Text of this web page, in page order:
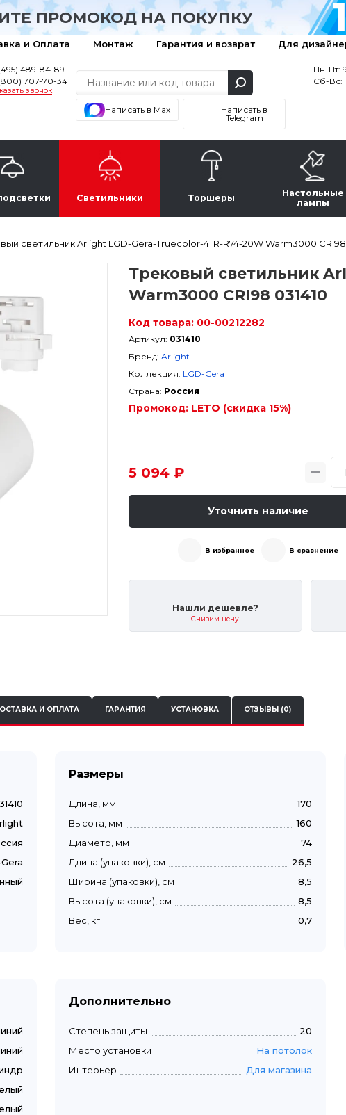
ПРОМОКОД НА ПОКУПКУ
и Оплата Монтаж Гарантия и возврат Для
489-84-89
707-70-34
звонок
Написать в Max
Написать в
Telegram
Пн-Пт: 9
Сб-Вс:
Светильники Торшеры
Настольные
лампы
светильник Arlight LGD-Gera-Truecolor-4TR-R74-20W Warm3000 CRI98
Трековый светильник
Warm3000 CRI98 031410
Код товара: 00-00212282
Артикул: 031410
Бренд: Arlight
Коллекция: LGD-Gera
Страна: Россия
Промокод: LETO (скидка 15%)
5 094 ₽
Уточнить наличие
В избранное В сравнение
Нашли дешевле?
Снизим цену
И ОПЛАТА ГАРАНТИЯ УСТАНОВКА ОТЗЫВЫ (0)
Размеры
Длина, мм
170
Высота, мм
160
Диаметр, мм
74
Длина (упаковки), см
26,5
Ширина (упаковки), см
8,5
Высота (упаковки), см
8,5
Вес, кг
0,7
Дополнительно
Степень защиты
20
Место установки
На потолок
Интерьер
Для магазина